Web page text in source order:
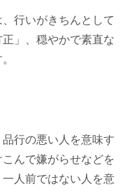
行いがきちんとして
」、穏やかで素直な
行の悪い人を意味す
んで嫌がらせなどを
人前ではない人を意